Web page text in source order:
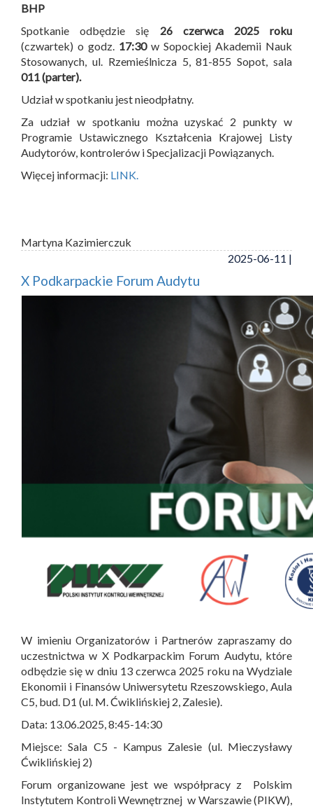
BHP
Spotkanie odbędzie się 26 czerwca 2025 roku
(czwartek) o godz. 17:30w Sopockiej Akademii Nauk
Stosowanych, ul. Rzemieślnicza 5, 81-855 Sopot, sala
011 (parter).
Udział w spotkaniu jest nieodpłatny.
Za udział w spotkaniu można uzyskać 2 punkty w
Programie Ustawicznego Kształcenia Krajowej Listy
Audytorów, kontrolerów i Specjalizacji Powiązanych.
Więcej informacji: LINK.
Martyna Kazimierczuk
2025-06-11 |
X Podkarpackie Forum Audytu
W imieniu Organizatorów i Partnerów zapraszamy do
uczestnictwa w X Podkarpackim Forum Audytu, które
odbędzie się w dniu 13 czerwca 2025 roku na Wydziale
Ekonomii i Finansów Uniwersytetu Rzeszowskiego, Aula
C5, bud. D1 (ul. M. Ćwiklińskiej 2, Zalesie).
Data: 13.06.2025, 8:45-14:30
Miejsce: Sala C5 - Kampus Zalesie (ul. Mieczysławy
Ćwiklińskiej 2)
Forum organizowane jest we współpracy z Polskim
Instytutem Kontroli Wewnętrznej w Warszawie (PIKW),